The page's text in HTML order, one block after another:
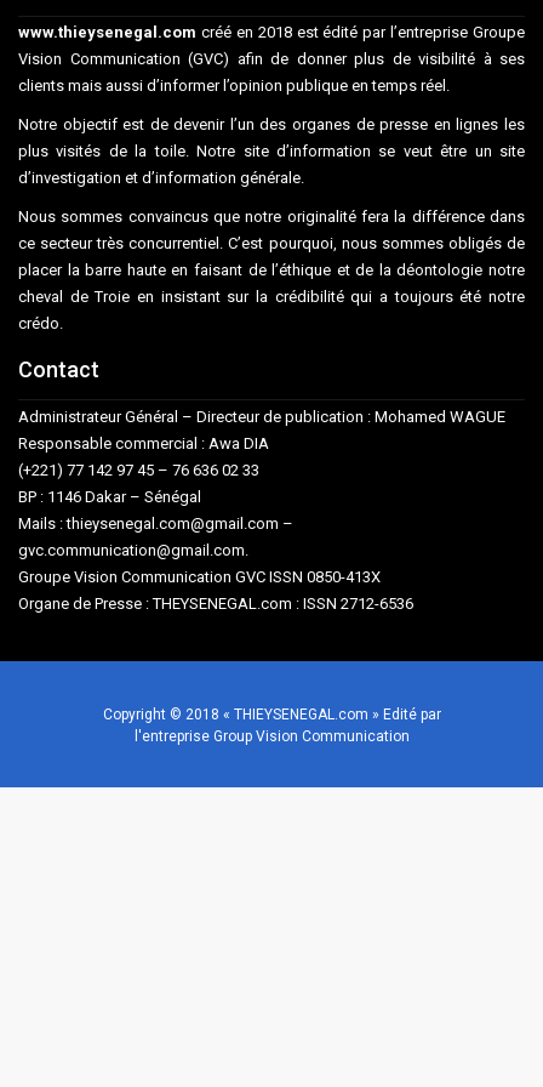
www.thieysenegal.com créé en 2018 est édité par l’entreprise Groupe
Vision Communication (GVC) afin de donner plus de visibilité à ses
clients mais aussi d’informer l’opinion publique en temps réel.
Notre objectif est de devenir l’un des organes de presse en lignes les
plus visités de la toile. Notre site d’information se veut être un site
d’investigation et d’information générale.
Nous sommes convaincus que notre originalité fera la différence dans
ce secteur très concurrentiel. C’est pourquoi, nous sommes obligés de
placer la barre haute en faisant de l’éthique et de la déontologie notre
cheval de Troie en insistant sur la crédibilité qui a toujours été notre
crédo.
Contact
Administrateur Général – Directeur de publication : Mohamed WAGUE
Responsable commercial : Awa DIA
(+221) 77 142 97 45 – 76 636 02 33
BP : 1146 Dakar – Sénégal
Mails : thieysenegal.com@gmail.com –
gvc.communication@gmail.com.
Groupe Vision Communication GVC ISSN 0850-413X
Organe de Presse : THEYSENEGAL.com : ISSN 2712-6536
Copyright © 2018 « THIEYSENEGAL.com » Edité par
l'entreprise Group Vision Communication